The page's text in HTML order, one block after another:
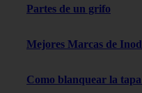
Partes de un grifo
Mejores Marcas de
Como blanquear la